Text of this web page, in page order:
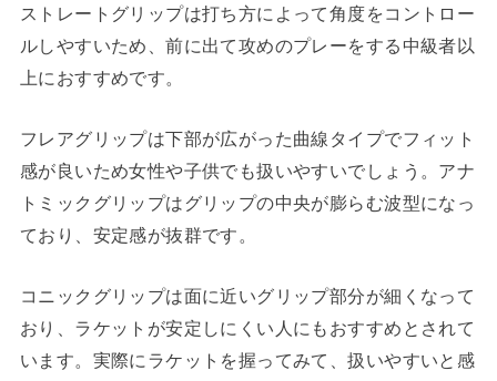
ストレートグリップは打ち方によって角度をコントロー
ルしやすいため、前に出て攻めのプレーをする中級者以
上におすすめです。
フレアグリップは下部が広がった曲線タイプでフィット
感が良いため女性や子供でも扱いやすいでしょう。アナ
トミックグリップはグリップの中央が膨らむ波型になっ
ており、安定感が抜群です。
コニックグリップは面に近いグリップ部分が細くなって
おり、ラケットが安定しにくい人にもおすすめとされて
います。実際にラケットを握ってみて、扱いやすいと感